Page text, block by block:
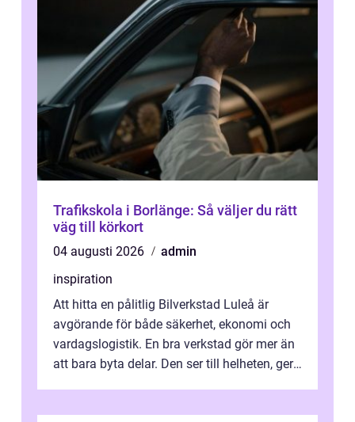
Trafikskola i Borlänge: Så väljer du rätt
väg till körkort
04 augusti 2026
admin
inspiration
Att hitta en pålitlig Bilverkstad Luleå är
avgörande för både säkerhet, ekonomi och
vardagslogistik. En bra verkstad gör mer än
att bara byta delar. Den ser till helheten, ger